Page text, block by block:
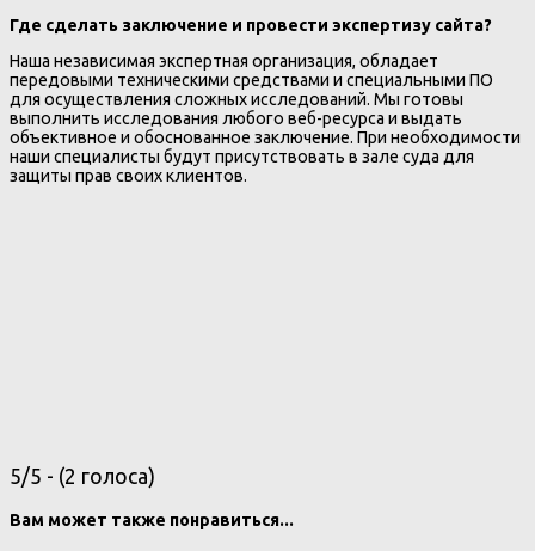
Где сделать заключение и провести экспертизу сайта?
Наша независимая экспертная организация, обладает
передовыми техническими средствами и специальными ПО
для осуществления сложных исследований. Мы готовы
выполнить исследования любого веб-ресурса и выдать
объективное и обоснованное заключение. При необходимости
наши специалисты будут присутствовать в зале суда для
защиты прав своих клиентов.
5/5 - (2 голоса)
Вам может также понравиться...